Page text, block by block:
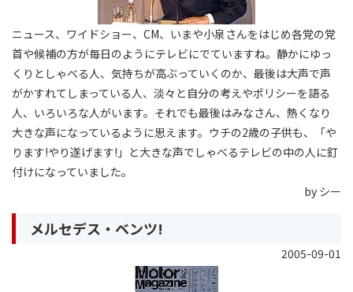
ニュース、ワイドショー、CM、いまや小泉さんをはじめ各党の党
首や候補の方が毎日のようにテレビにでていますね。静かにゆっ
くりとしゃべる人、気持ちが高ぶっていくのか、最後は大声で声
がかすれてしまっている人、淡々と自分の考えやポリシーを語る
人、いろいろな人がいます。それでも最後はみなさん、熱くなり
大きな声になっているように思えます。ウチの2歳の子供も、「や
ります!やり遂げます!」と大きな声でしゃべるテレビの中の人に釘
付けになっていました。
by シー
メルセデス・ベンツ!
2005-09-01